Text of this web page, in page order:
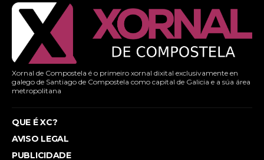
Xornal de Compostela é o primeiro xornal dixital exclusivamente en
galego de Santiago de Compostela como capital de Galicia e a súa área
metropolitana
QUE É XC?
AVISO LEGAL
PUBLICIDADE